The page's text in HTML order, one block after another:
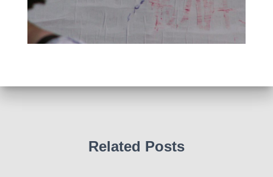
Related Posts